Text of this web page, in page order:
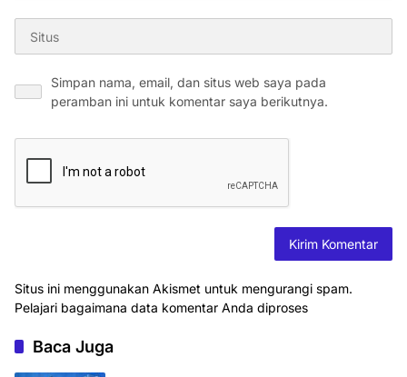
Simpan nama, email, dan situs web saya pada
peramban ini untuk komentar saya berikutnya.
Situs ini menggunakan Akismet untuk mengurangi spam.
Pelajari bagaimana data komentar Anda diproses
Baca Juga